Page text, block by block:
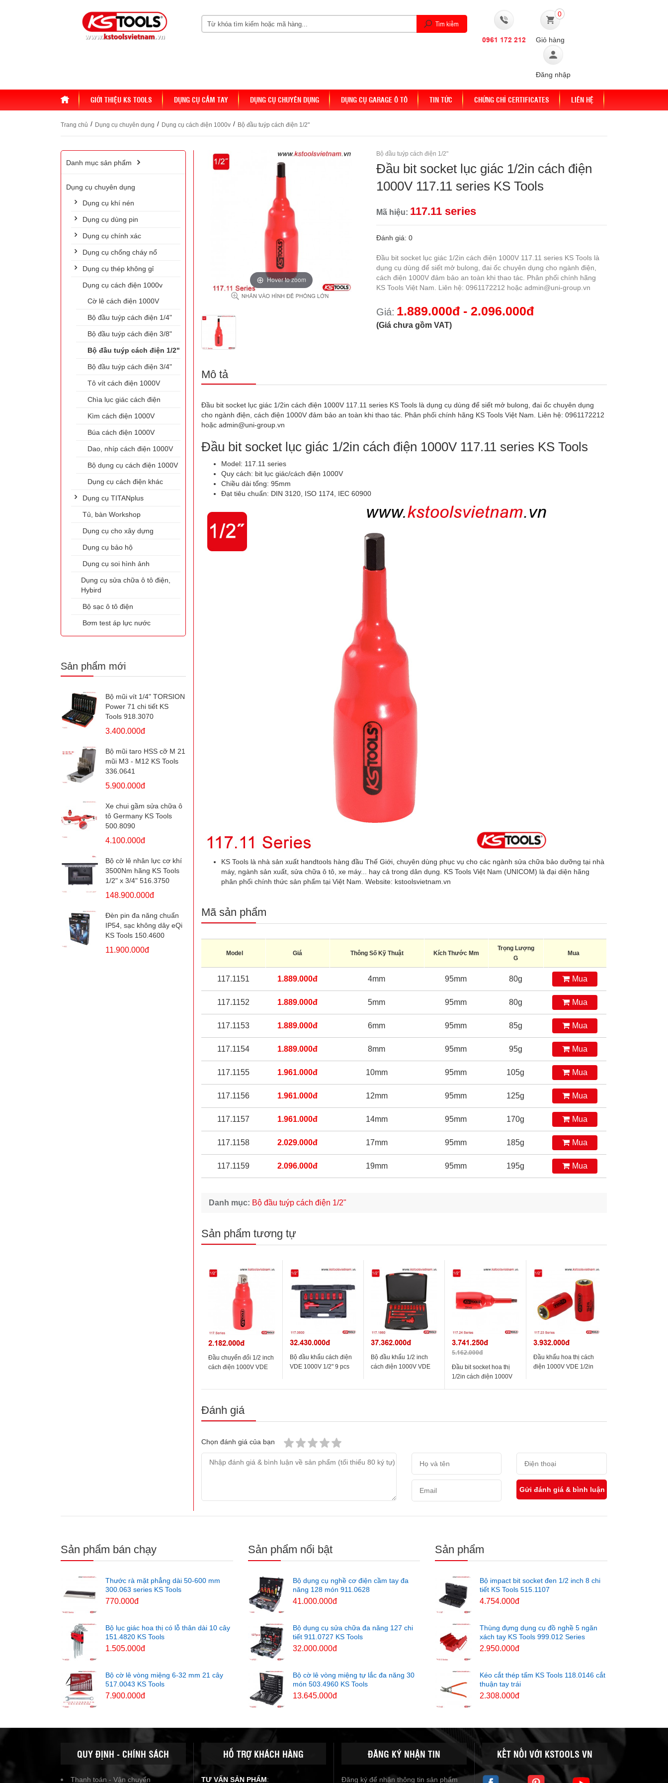
0961 172 212
0
Giỏ hàng
Đăng nhập
HOME GIỚI THIỆU KS TOOLS DỤNG CỤ CẦM TAY DỤNG CỤ CHUYÊN DỤNG DỤNG CỤ GARAGE Ô TÔ TIN TỨC CHỨNG CHỈ CERTIFICATES LIÊN HỆ
Trang chủ / Dụng cụ chuyên dụng / Dụng cụ cách điện 1000v / Bộ đầu tuýp cách điện 1/2"
Danh mục sản phẩm
Dụng cụ chuyên dụng
Dụng cụ khí nén
Dụng cụ dùng pin
Dụng cụ chính xác
Dụng cụ chống cháy nổ
Dụng cụ thép không gỉ
Dụng cụ cách điện 1000v
Cờ lê cách điện 1000V
Bộ đầu tuýp cách điện 1/4"
Bộ đầu tuýp cách điện 3/8"
Bộ đầu tuýp cách điện 1/2"
Bộ đầu tuýp cách điện 3/4"
Tô vít cách điện 1000V
Chìa lục giác cách điện
Kìm cách điện 1000V
Búa cách điện 1000V
Dao, nhíp cách điện 1000V
Bộ dụng cụ cách điện 1000V
Dụng cụ cách điện khác
Dụng cụ TITANplus
Tủ, bàn Workshop
Dụng cụ cho xây dựng
Dụng cụ bảo hộ
Dụng cụ soi hình ảnh
Dụng cụ sửa chữa ô tô điện,
Hybird
Bộ sạc ô tô điện
Bơm test áp lực nước
Sản phẩm mới
Bộ mũi vít 1/4" TORSION
Power 71 chi tiết KS
Tools 918.3070
3.400.000đ
Bộ mũi taro HSS cỡ M 21
mũi M3 - M12 KS Tools
336.0641
5.900.000đ
Xe chui gầm sửa chữa ô
tô Germany KS Tools
500.8090
4.100.000đ
Bộ cờ lê nhân lực cơ khí
3500Nm hãng KS Tools
1/2" x 3/4" 516.3750
148.900.000đ
Đèn pin đa năng chuẩn
IP54, sạc không dây eQi
KS Tools 150.4600
11.900.000đ
Hover to zoom
Bộ đầu tuýp cách điện 1/2"
Đầu bit socket lục giác 1/2in cách điện
1000V 117.11 series KS Tools
Mã hiệu: 117.11 series
Đánh giá: 0
Đầu bit socket lục giác 1/2in cách điện 1000V 117.11 series KS Tools là
dụng cụ dùng để siết mở bulong, đai ốc chuyên dụng cho ngành điện,
cách điện 1000V đảm bảo an toàn khi thao tác. Phân phối chính hãng
KS Tools Việt Nam. Liên hệ: 0961172212 hoặc admin@uni-group.vn
Giá: 1.889.000đ - 2.096.000đ
(Giá chưa gồm VAT)
Mô tả
Đầu bit socket lục giác 1/2in cách điện 1000V 117.11 series KS Tools là dụng cụ dùng để siết mở bulong, đai ốc chuyên dụng
cho ngành điện, cách điện 1000V đảm bảo an toàn khi thao tác. Phân phối chính hãng KS Tools Việt Nam. Liên hệ: 0961172212
hoặc admin@uni-group.vn
Đầu bit socket lục giác 1/2in cách điện 1000V 117.11 series KS Tools
Model: 117.11 series
Quy cách: bit lục giác/cách điện 1000V
Chiều dài tổng: 95mm
Đạt tiêu chuẩn: DIN 3120, ISO 1174, IEC 60900
KS Tools là nhà sản xuất handtools hàng đầu Thế Giới, chuyên dùng phục vụ cho các ngành sửa chữa bảo dưỡng tại nhà
máy, ngành sản xuất, sửa chữa ô tô, xe máy... hay cả trong dân dụng. KS Tools Việt Nam (UNICOM) là đại diện hãng
phân phối chính thức sản phẩm tại Việt Nam. Website: kstoolsvietnam.vn
Mã sản phẩm
Model Giá Thông Số Kỹ Thuật Kích Thước Mm
Trọng Lượng
G
Mua
117.1151 1.889.000đ 4mm 95mm 80g Mua
117.1152 1.889.000đ 5mm 95mm 80g Mua
117.1153 1.889.000đ 6mm 95mm 85g Mua
117.1154 1.889.000đ 8mm 95mm 95g Mua
117.1155 1.961.000đ 10mm 95mm 105g Mua
117.1156 1.961.000đ 12mm 95mm 125g Mua
117.1157 1.961.000đ 14mm 95mm 170g Mua
117.1158 2.029.000đ 17mm 95mm 185g Mua
117.1159 2.096.000đ 19mm 95mm 195g Mua
Danh mục: Bộ đầu tuýp cách điện 1/2"
Sản phẩm tương tự
2.182.000đ
Đầu chuyển đổi 1/2 inch
cách điện 1000V VDE
32.430.000đ
Bộ đầu khẩu cách điện
VDE 1000V 1/2" 9 pcs
37.362.000đ
Bộ đầu khẩu 1/2 inch
cách điện 1000V VDE
3.741.250đ
5.162.000đ
Đầu bit socket hoa thị
1/2in cách điện 1000V
3.932.000đ
Đầu khẩu hoa thị cách
điện 1000V VDE 1/2in
Đánh giá
Chọn đánh giá của bạn
Sản phẩm bán chạy
Thước rà mặt phẳng dài 50-600 mm
300.063 series KS Tools
770.000đ
Bộ lục giác hoa thị có lỗ thân dài 10 cây
151.4820 KS Tools
1.505.000đ
Bộ cờ lê vòng miệng 6-32 mm 21 cây
517.0043 KS Tools
7.900.000đ
Sản phẩm nổi bật
Bộ dụng cụ nghề cơ điện cầm tay đa
năng 128 món 911.0628
41.000.000đ
Bộ dụng cụ sửa chữa đa năng 127 chi
tiết 911.0727 KS Tools
32.000.000đ
Bộ cờ lê vòng miệng tự lắc đa năng 30
món 503.4960 KS Tools
13.645.000đ
Sản phẩm
Bộ impact bit socket đen 1/2 inch 8 chi
tiết KS Tools 515.1107
4.754.000đ
Thùng đựng dụng cụ đồ nghề 5 ngăn
xách tay KS Tools 999.012 Series
2.950.000đ
Kéo cắt thép tấm KS Tools 118.0146 cắt
thuận tay trái
2.308.000đ
QUY ĐỊNH - CHÍNH SÁCH
Thanh toán - Vận chuyển
HỖ TRỢ KHÁCH HÀNG
TƯ VẤN SẢN PHẨM:
ĐĂNG KÝ NHẬN TIN
Đăng ký để nhận thông tin sản phẩm
KẾT NỐI VỚI KSTOOLS VN